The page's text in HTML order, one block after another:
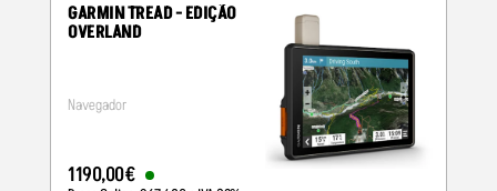
GARMIN TREAD - EDIÇÃO
OVERLAND
Navegador
1190,00€